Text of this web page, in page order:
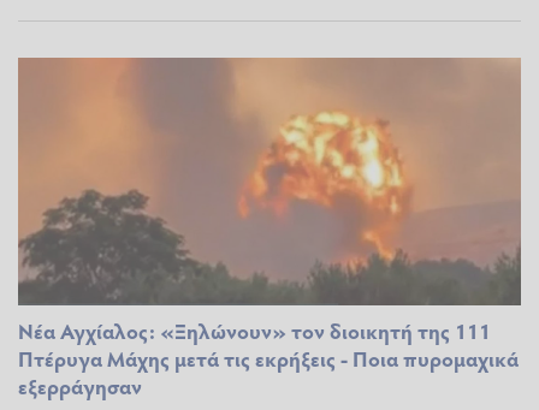
Νέα Αγχίαλος: «Ξηλώνουν» τον διοικητή της 111
Πτέρυγα Μάχης μετά τις εκρήξεις - Ποια πυρομαχικά
εξερράγησαν